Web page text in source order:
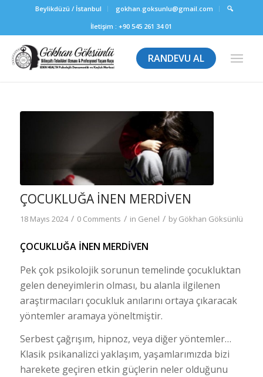
Beylikdüzü / İstanbul gokhan.goksunlu@gmail.com
🔍
İletişim :+90 545 261 34 01
RANDEVU AL
ÇOCUKLUĞA İNEN MERDİVEN
18 Mayıs 2024 / 0 Comments / in Genel / byGökhan Göksünlü
ÇOCUKLUĞA İNEN MERDİVEN
Pek çok psikolojik sorunun temelinde çocukluktan
gelen deneyimlerin olması, bu alanla ilgilenen
araştırmacıları çocukluk anılarını ortaya çıkaracak
yöntemler aramaya yöneltmiştir.
Serbest çağrışım, hipnoz, veya diğer yöntemler…
Klasik psikanalizci yaklaşım, yaşamlarımızda bizi
harekete geçiren etkin güçlerin neler olduğunu